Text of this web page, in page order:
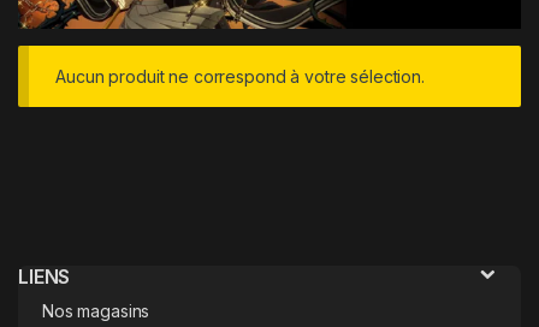
Aucun produit ne correspond à votre sélection.
LIENS
Nos magasins